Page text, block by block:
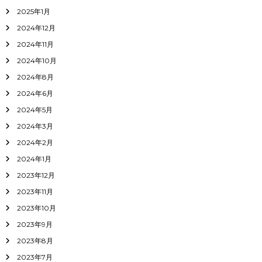
2025年1月
2024年12月
2024年11月
2024年10月
2024年8月
2024年6月
2024年5月
2024年3月
2024年2月
2024年1月
2023年12月
2023年11月
2023年10月
2023年9月
2023年8月
2023年7月